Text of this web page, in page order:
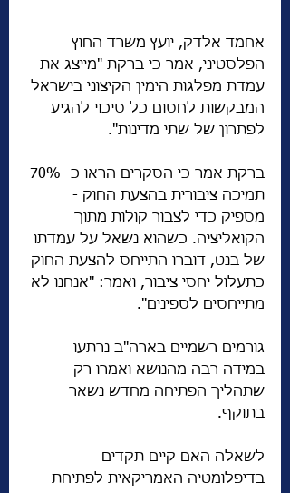
אחמד אלדק, יועץ משרד החוץ
הפלסטיני, אמר כי ברקת "מייצג את
עמדת מפלגות הימין הקיצוני בישראל
המבקשות לחסום כל סיכוי להגיע
לפתרון של שתי מדינות".
תמיכה ציבורית בהצעת החוק -
מספיק כדי לצבור קולות מתוך
הקואליציה. כשהוא נשאל על עמדתו
של בנט, דוברו התייחס להצעת החוק
כתעלול יחסי ציבור, ואמר: "אנחנו לא
מתייחסים לספינים".
גורמים רשמיים בארה"ב נרתעו
במידה רבה מהנושא ואמרו רק
שתהליך הפתיחה מחדש נשאר
בתוקף.
לשאלה האם קיים תקדים
בדיפלומטיה האמריקאית לפתיחת